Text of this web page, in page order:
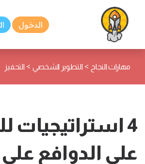
الدخول
مهارات النجاح > التطوير الشخصي > التحفيز
4 استراتيجيات
على الدوافع على